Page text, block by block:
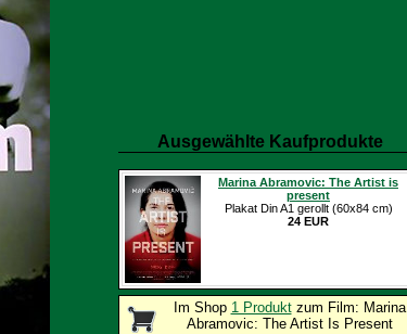
Ausgewählte Kaufprodukte
Marina Abramovic: The Artist is
present
Plakat Din A1 gerollt (60x84 cm)
24 EUR
Im Shop 1 Produktzum Film: Marina
Abramovic: The Artist Is Present